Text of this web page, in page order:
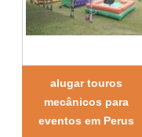
alugar touros
mecânicos para
eventos em Perus